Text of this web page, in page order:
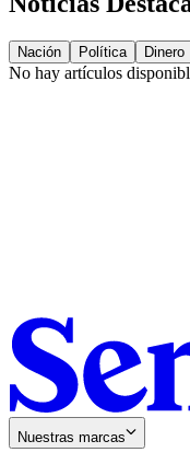
Nación Política Dinero
No hay artículos
Nuestras marcas